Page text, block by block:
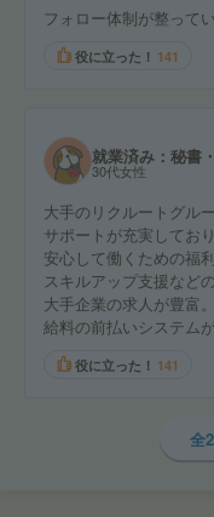
フォロー体制が整って
役に立った！ 141
就業済み：秘書
30代女性
大手のリクルートグル
サポートが充実してお
安心して働くための福
スキルアップ支援など
大手企業の求人が豊富。
給料の前払いシステムが
役に立った！ 141
全